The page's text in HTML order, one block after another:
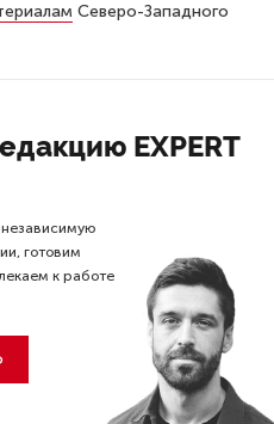
Северо-Западного
EXPERT
готовим
к работе